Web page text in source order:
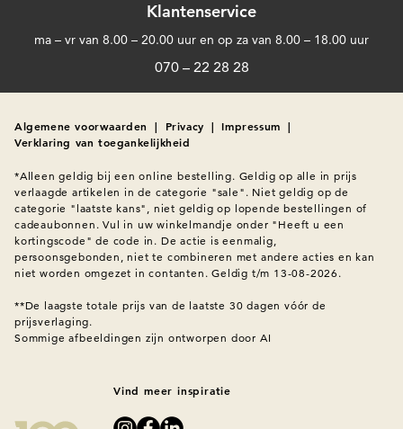
Klantenservice
ma – vr van 8.00 – 20.00 uur en op za van 8.00 – 18.00 uur
070 – 22 28 28
Algemene voorwaarden | Privacy | Impressum |
Verklaring van toegankelijkheid
*Alleen geldig bij een online bestelling. Geldig op alle in prijs
verlaagde artikelen in de categorie "sale". Niet geldig op de
categorie "laatste kans", niet geldig op lopende bestellingen of
cadeaubonnen. Vul in uw winkelmandje onder "Heeft u een
kortingscode" de code in. De actie is eenmalig,
persoonsgebonden, niet te combineren met andere acties en kan
niet worden omgezet in contanten. Geldig t/m 13-08-2026.
**De laagste totale prijs van de laatste 30 dagen vóór de
prijsverlaging.
Sommige afbeeldingen zijn ontworpen door AI
Vind meer inspiratie